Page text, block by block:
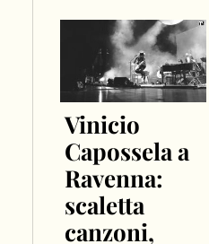
Vinicio
Capossela a
Ravenna:
scaletta
canzoni,